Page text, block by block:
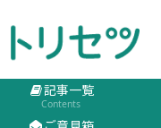
記事一覧
Contents